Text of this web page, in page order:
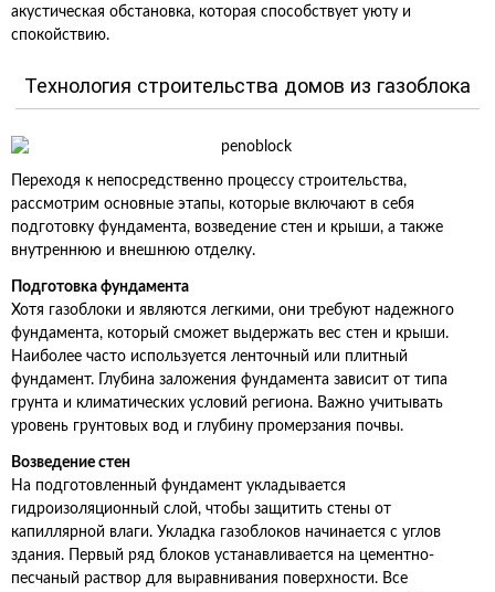
акустическая обстановка, которая способствует уюту и
спокойствию.
Технология строительства домов из газоблока
Переходя к непосредственно процессу строительства,
рассмотрим основные этапы, которые включают в себя
подготовку фундамента, возведение стен и крыши, а также
внутреннюю и внешнюю отделку.
Подготовка фундамента
Хотя газоблоки и являются легкими, они требуют надежного
фундамента, который сможет выдержать вес стен и крыши.
Наиболее часто используется ленточный или плитный
фундамент. Глубина заложения фундамента зависит от типа
грунта и климатических условий региона. Важно учитывать
уровень грунтовых вод и глубину промерзания почвы.
Возведение стен
На подготовленный фундамент укладывается
гидроизоляционный слой, чтобы защитить стены от
капиллярной влаги. Укладка газоблоков начинается с углов
здания. Первый ряд блоков устанавливается на цементно-
песчаный раствор для выравнивания поверхности. Все